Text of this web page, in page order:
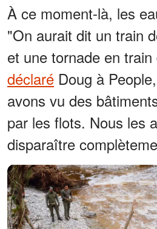
À ce moment-là, les
"On aurait dit un train
et une tornade en
déclaré Doug à
avons vu des
par les flots. Nous les
disparaître